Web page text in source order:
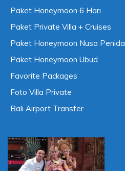
Paket Honeymoon 6 Hari
Paket Private Villa + Cruises
Paket Honeymoon Nusa Penida
Paket Honeymoon Ubud
Favorite Packages
Foto Villa Private
Bali Airport Transfer